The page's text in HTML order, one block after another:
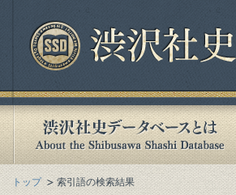
トップ 索引語の検索結果